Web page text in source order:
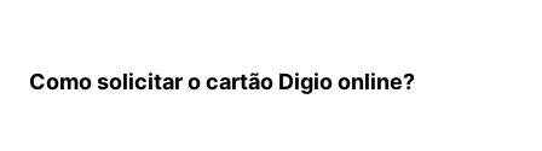
Como solicitar o cartão Digio online?